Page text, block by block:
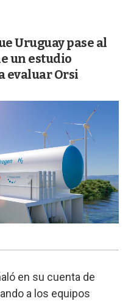
Uruguay pase al
un estudio
evaluar Orsi
en su cuenta de
a los equipos